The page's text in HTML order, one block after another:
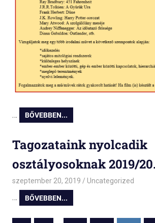
… BŐVEBBEN...
Tagozataink nyolcadik
osztályosoknak 2019/20.
szeptember 20, 2019 admin
Uncategorized
… BŐVEBBEN...